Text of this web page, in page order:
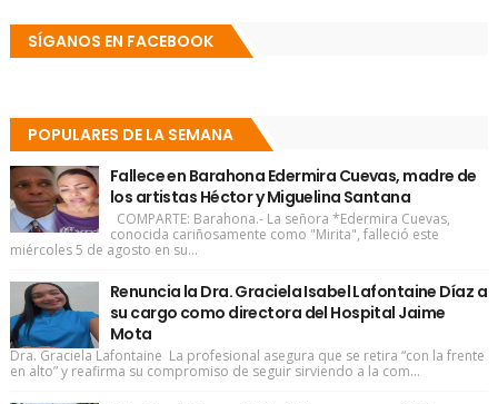
SÍGANOS EN FACEBOOK
POPULARES DE LA SEMANA
Fallece en Barahona Edermira Cuevas, madre de
los artistas Héctor y Miguelina Santana
COMPARTE: Barahona.- La señora *Edermira Cuevas,
conocida cariñosamente como "Mirita", falleció este
miércoles 5 de agosto en su...
Renuncia la Dra. Graciela Isabel Lafontaine Díaz a
su cargo como directora del Hospital Jaime
Mota
Dra. Graciela Lafontaine La profesional asegura que se retira “con la frente
en alto” y reafirma su compromiso de seguir sirviendo a la com...